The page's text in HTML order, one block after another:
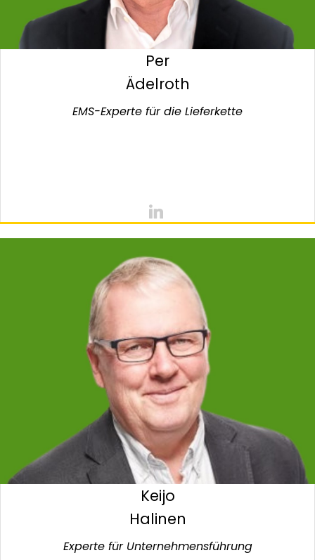
Per
Ädelroth
EMS-Experte für die Lieferkette
Keijo
Halinen
Experte für Unternehmensführung